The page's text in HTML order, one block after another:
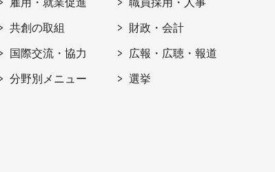
共創の取組
国際交流・協力
分野別メニュー
財政・会計
広報・広聴・報道
選挙